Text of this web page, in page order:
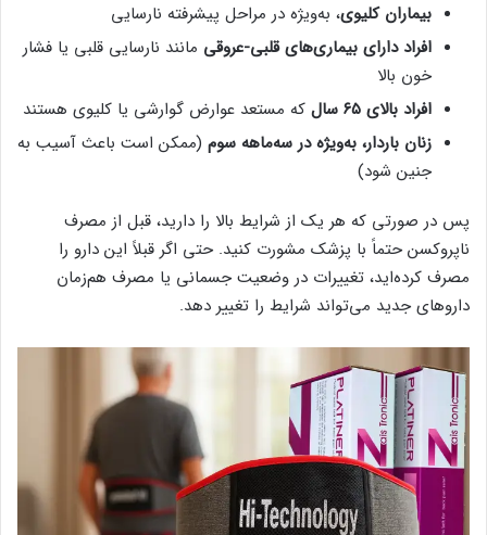
بیماران کلیوی، به‌ویژه در مراحل پیشرفته نارسایی
افراد دارای بیماری‌های قلبی-عروقی مانند نارسایی قلبی یا فشار
خون بالا
افراد بالای ۶۵ سال
که مستعد عوارض گوارشی یا کلیوی هستند
زنان باردار، به‌ویژه در سه‌ماهه سوم (ممکن است باعث آسیب به
جنین شود)
پس در صورتی که هر یک از شرایط بالا را دارید، قبل از مصرف
ناپروکسن حتماً با پزشک مشورت کنید. حتی اگر قبلاً این دارو را
مصرف کرده‌اید، تغییرات در وضعیت جسمانی یا مصرف هم‌زمان
داروهای جدید می‌تواند شرایط را تغییر دهد.